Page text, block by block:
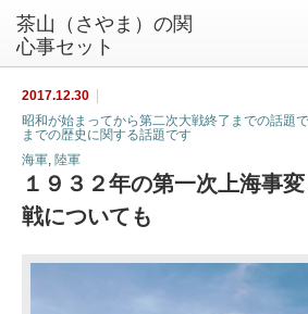
茶山（さやま）の関
心事セット
2017.12.30
昭和が始まってから第二次大戦終了までの話題
までの歴史に関する話題です
海軍, 陸軍
１９３２年の第一次上海事
戦についても